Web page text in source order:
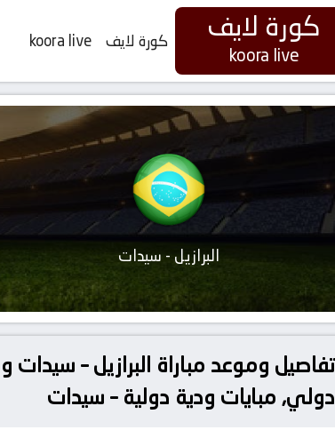
كورة لايف
koora live
كورة لايف koora live
البرازيل - سيدات
دولي, مبايات ودية دولية – سيدات